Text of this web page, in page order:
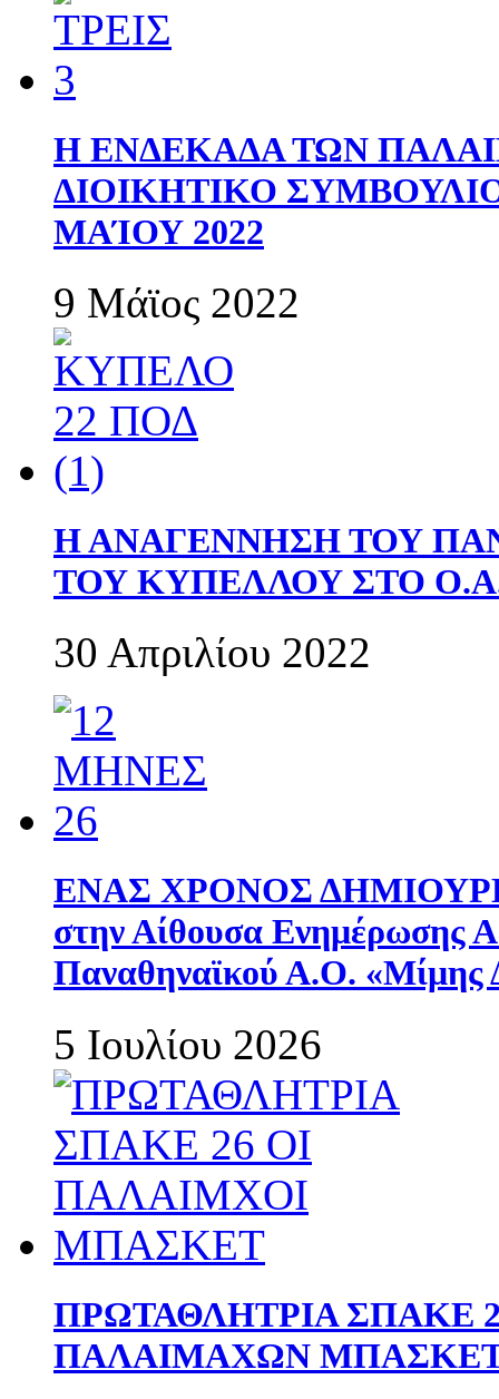
Η ΕΝΔΕΚΑΔΑ ΤΩΝ
ΔΙΟΙΚΗΤΙΚΟ
ΜΑΊΟΥ 2022
9 Μάϊος 2022
Η ΑΝΑΓΕΝΝΗΣΗ ΤΟΥ
ΤΟΥ ΚΥΠΕΛΛΟΥ ΣΤΟ
30 Απριλίου 2022
ΕΝΑΣ ΧΡΟΝΟΣ
στην Αίθουσα Ενημέρωσης
Παναθηναϊκού Α.Ο. «Μίμης
5 Ιουλίου 2026
ΠΡΩΤΑΘΛΗΤΡΙΑ ΣΠΑΚΕ
ΠΑΛΑΙΜΑΧΩΝ